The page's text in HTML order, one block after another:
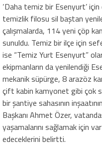
‘Daha temiz bir Esenyurt’ için
temizlik filosu sil baştan
çalışmalarda, 114 yeni çöp
sunuldu. Temiz bir ilçe için
ise “Temiz Yurt Esenyurt”
ekipmanların da yenilendiği
mekanik süpürge, 8 arazöz
çift kabin kamyonet gibi çok
bir şantiye sahasının
Başkanı Ahmet Özer,
yaşamalarını sağlamak için
edeceklerini belirtti.